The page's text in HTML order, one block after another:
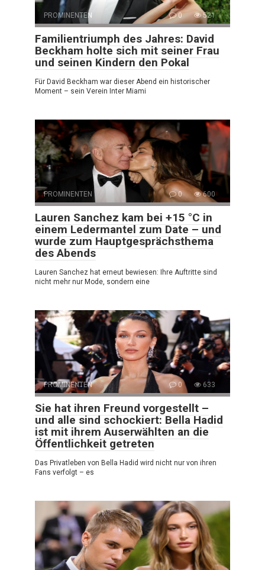
PROMINENTEN 0 521
Familientriumph des Jahres: David
Beckham holte sich mit seiner Frau
und seinen Kindern den Pokal
Für David Beckham war dieser Abend ein historischer
Moment – sein Verein Inter Miami
PROMINENTEN 0 600
Lauren Sanchez kam bei +15 °C in
einem Ledermantel zum Date – und
wurde zum Hauptgesprächsthema
des Abends
Lauren Sanchez hat erneut bewiesen: Ihre Auftritte sind
nicht mehr nur Mode, sondern eine
PROMINENTEN 0 633
Sie hat ihren Freund vorgestellt –
und alle sind schockiert: Bella Hadid
ist mit ihrem Auserwählten an die
Öffentlichkeit getreten
Das Privatleben von Bella Hadid wird nicht nur von ihren
Fans verfolgt – es